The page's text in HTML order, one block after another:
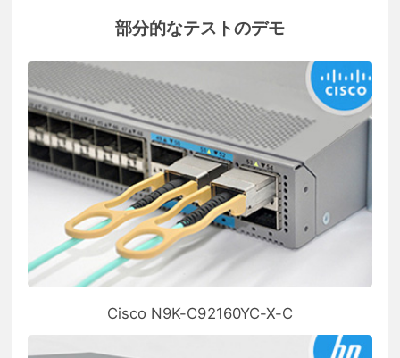
部分的なテストのデモ
Cisco N9K-C92160YC-X-C